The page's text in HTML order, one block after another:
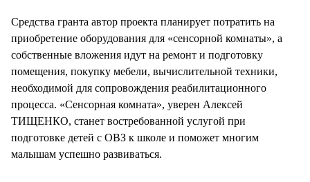
Средства гранта автор проекта планирует потратить на
приобретение оборудования для «сенсорной комнаты», а
собственные вложения идут на ремонт и подготовку
помещения, покупку мебели, вычислительной техники,
необходимой для сопровождения реабилитационного
процесса. «Сенсорная комната», уверен Алексей
ТИЩЕНКО, станет востребованной услугой при
подготовке детей с ОВЗ к школе и поможет многим
малышам успешно развиваться.